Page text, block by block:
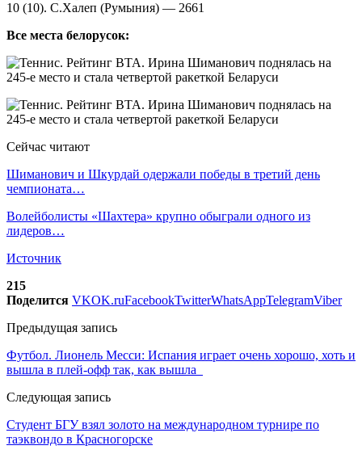
10 (10). С.Халеп (Румыния) — 2661
Все места белорусок:
Сейчас читают
Шиманович и Шкурдай одержали победы в третий день
чемпионата…
Волейболисты «Шахтера» крупно обыграли одного из
лидеров…
Источник
215
Поделится VKOK.ruFacebookTwitterWhatsAppTelegramViber
Предыдущая запись
Футбол. Лионель Месси: Испания играет очень хорошо, хоть и
вышла в плей-офф так, как вышла
Следующая запись
Студент БГУ взял золото на международном турнире по
таэквондо в Красногорске